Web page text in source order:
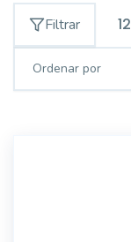
Filtrar 12
Ordenar por